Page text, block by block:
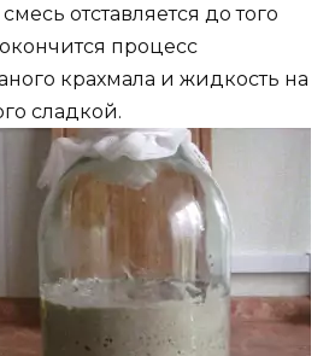
отставляется до того
процесс
крахмала и жидкость на
сладкой.